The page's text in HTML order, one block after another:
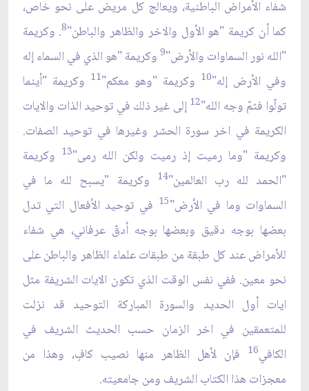
شفاء الأمراض الباطنية، ويعالج كل مريض على نحو خاص،
كما أن كريمة "هو الأول والاخر والظاهر والباطن"8. وكريمة
"الله نور السماوات والأرض"9وكريمة "هو الذي في السماء إله
وفي الأرض إله"10 وكريمة "وهو معكم"11 وكريمة "أينما
تولّوا فثمّ وجه الله"12 إلى غير ذلك في توحيد الذات والايات
الكريمة في اخر سورة الحشر وغيرها في توحيد الصفات.
وكريمة "وما رميت إذ رميت ولكن الله رمى"13 وكريمة
"الحمد لله رب العالمين"14 وكريمة "يسبح لله ما في
السماوات وما في الأرض"15 في توحيد الأفعال التي تدل
بعضها بوجه دقيق وبعضها بوجه أدقّ عرفاني، هي شفاء
للأمراض عند كل طبقة من طبقات علماء الظاهر والباطن على
نحو معين. ففي نفس الوقت الذي تكون الايات الشريفة مثل
ايات أول الحديد والسورة المباركة التوحيد قد نزلت
للمتعمقين في اخر الزمان حسب الحديث الشريف في
الكافي16 فإن لأهل الظاهر منها نصيب كافٍ، وهذا من
معجزات هذا الكتاب الشريف ومن جامعيته.